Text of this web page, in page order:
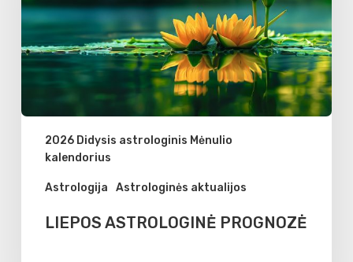
2026 Didysis astrologinis Mėnulio
kalendorius
Astrologija Astrologinės aktualijos
LIEPOS ASTROLOGINĖ PROGNOZĖ